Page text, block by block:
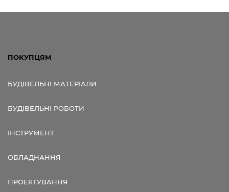
ПОКУПЦЯМ
БУДІВЕЛЬНІ МАТЕРІАЛИ
БУДІВЕЛЬНІ РОБОТИ
ІНСТРУМЕНТ
ОБЛАДНАННЯ
ПРОЕКТУВАННЯ